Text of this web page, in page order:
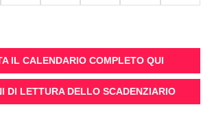
IL CALENDARIO COMPLETO QUI
DI LETTURA DELLO SCADENZIARIO